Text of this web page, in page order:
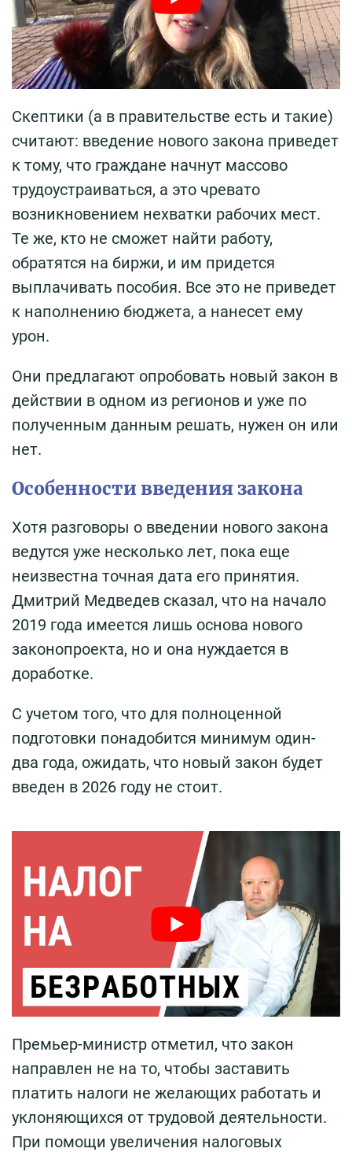
Скептики (а в правительстве есть и такие)
считают: введение нового закона приведет
к тому, что граждане начнут массово
трудоустраиваться, а это чревато
возникновением нехватки рабочих мест.
Те же, кто не сможет найти работу,
обратятся на биржи, и им придется
выплачивать пособия. Все это не приведет
к наполнению бюджета, а нанесет ему
урон.
Они предлагают опробовать новый закон в
действии в одном из регионов и уже по
полученным данным решать, нужен он или
нет.
Особенности введения закона
Хотя разговоры о введении нового закона
ведутся уже несколько лет, пока еще
неизвестна точная дата его принятия.
Дмитрий Медведев сказал, что на начало
2019 года имеется лишь основа нового
законопроекта, но и она нуждается в
доработке.
С учетом того, что для полноценной
подготовки понадобится минимум один-
два года, ожидать, что новый закон будет
введен в 2026 году не стоит.
Премьер-министр отметил, что закон
направлен не на то, чтобы заставить
платить налоги не желающих работать и
уклоняющихся от трудовой деятельности.
При помощи увеличения налоговых